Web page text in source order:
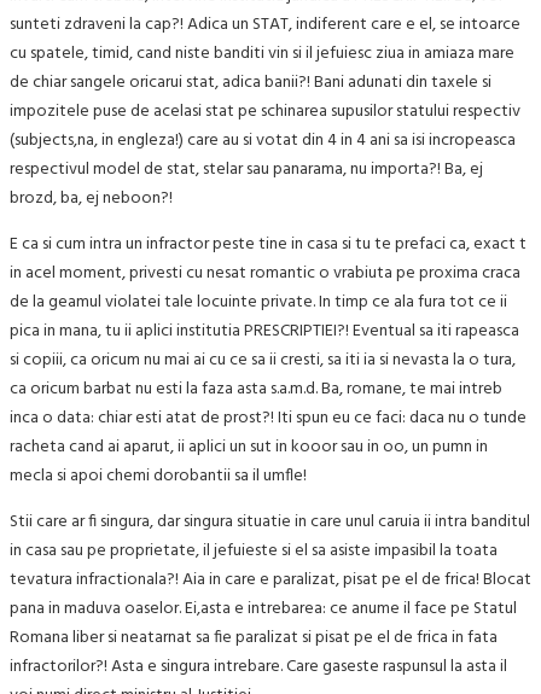
sunteti zdraveni la cap?! Adica un STAT, indiferent care e el, se intoarce
cu spatele, timid, cand niste banditi vin si il jefuiesc ziua in amiaza mare
de chiar sangele oricarui stat, adica banii?! Bani adunati din taxele si
impozitele puse de acelasi stat pe schinarea supusilor statului respectiv
(subjects,na, in engleza!) care au si votat din 4 in 4 ani sa isi incropeasca
respectivul model de stat, stelar sau panarama, nu importa?! Ba, ej
brozd, ba, ej neboon?!
E ca si cum intra un infractor peste tine in casa si tu te prefaci ca, exact t
in acel moment, privesti cu nesat romantic o vrabiuta pe proxima craca
de la geamul violatei tale locuinte private. In timp ce ala fura tot ce ii
pica in mana, tu ii aplici institutia PRESCRIPTIEI?! Eventual sa iti rapeasca
si copiii, ca oricum nu mai ai cu ce sa ii cresti, sa iti ia si nevasta la o tura,
ca oricum barbat nu esti la faza asta s.a.m.d. Ba, romane, te mai intreb
inca o data: chiar esti atat de prost?! Iti spun eu ce faci: daca nu o tunde
racheta cand ai aparut, ii aplici un sut in kooor sau in oo, un pumn in
mecla si apoi chemi dorobantii sa il umfle!
Stii care ar fi singura, dar singura situatie in care unul caruia ii intra banditul
in casa sau pe proprietate, il jefuieste si el sa asiste impasibil la toata
tevatura infractionala?! Aia in care e paralizat, pisat pe el de frica! Blocat
pana in maduva oaselor. Ei,asta e intrebarea: ce anume il face pe Statul
Romana liber si neatarnat sa fie paralizat si pisat pe el de frica in fata
infractorilor?! Asta e singura intrebare. Care gaseste raspunsul la asta il